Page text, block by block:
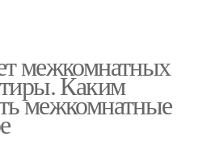
межкомнатных
Каким
межкомнатные